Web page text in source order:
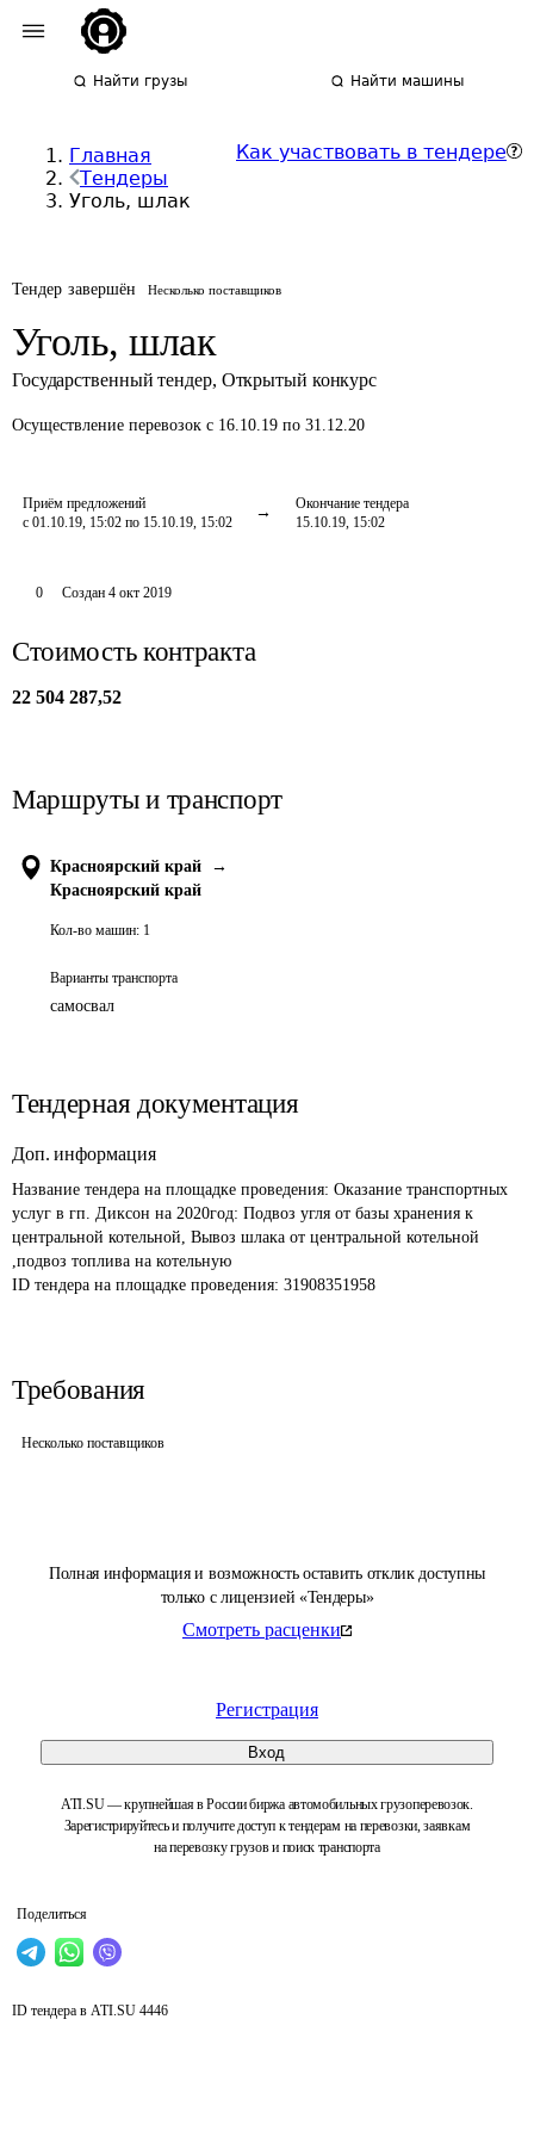
Найти грузы Найти машины
Главная
Тендеры
Уголь, шлак
Как участвовать в тендере
Тендер завершён Несколько поставщиков
Уголь, шлак
Государственный тендер, Открытый конкурс
Осуществление перевозок с 16.10.19 по 31.12.20
Приём предложений
с 01.10.19, 15:02 по 15.10.19, 15:02
Окончание тендера
15.10.19, 15:02
Полная информация и возможность оставить отклик доступны
только с лицензией «Тендеры»
Смотреть расценки
Регистрация
Вход
ATI.SU — крупнейшая в России биржа автомобильных грузоперевозок.
Зарегистрируйтесь и получите доступ к тендерам на перевозки, заявкам
на перевозку грузов и поиск транспорта
Поделиться
0 Создан 4 окт 2019
Стоимость контракта
22 504 287,52
Маршруты и транспорт
Красноярский край
→
Красноярский край
Кол-во машин: 1
Варианты транспорта
самосвал
Тендерная документация
Доп. информация
Название тендера на площадке проведения: Оказание транспортных
услуг в гп. Диксон на 2020год: Подвоз угля от базы хранения к
центральной котельной, Вывоз шлака от центральной котельной
,подвоз топлива на котельную
ID тендера на площадке проведения: 31908351958
Требования
Несколько поставщиков
ID тендера в ATI.SU 4446